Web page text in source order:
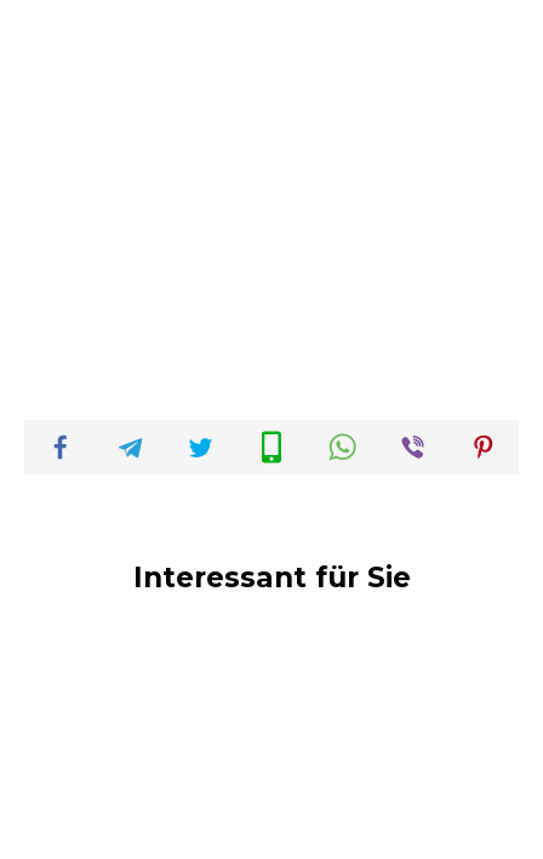
Interessant für Sie